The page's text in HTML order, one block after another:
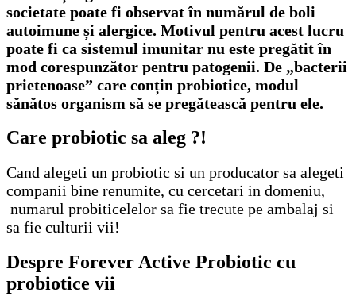
societate poate fi observat în numărul de boli
autoimune și alergice. Motivul pentru acest lucru
poate fi ca sistemul imunitar nu este pregătit în
mod corespunzător pentru patogenii. De „bacterii
prietenoase” care conțin probiotice, modul
sănătos organism să se pregătească pentru ele.
Care probiotic sa aleg ?!
Cand alegeti un probiotic si un producator sa alegeti
companii bine renumite, cu cercetari in domeniu,
numarul probiticelelor sa fie trecute pe ambalaj si
sa fie culturii vii!
Despre Forever Active Probiotic cu
probiotice vii